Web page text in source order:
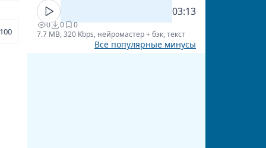
100
03:13
0 0
0
7.7 MB, 320 Kbps, нейромастер + бэк, текст
Все популярные минусы